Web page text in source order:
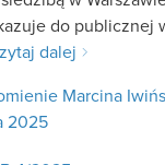
do publicznej
dalej
Marcina
2025